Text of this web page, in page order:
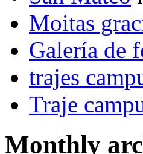
Moitas
Galería de
trajes
Traje
Monthly